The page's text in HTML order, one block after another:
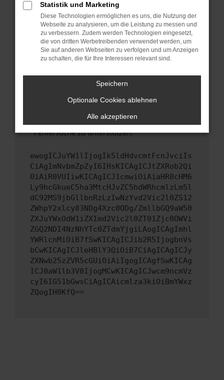
Betriebssystem auf dem neuesten Stand
sind.
Veraltete Software birgt nicht nur ein
Sicherheitsrisiko, sondern kann auch dazu
führen, dass bestimmte Funktionen nicht mehr
unterstützt werden.
Wende dich an den Webseitenbetreiber.
Wenn du alle oben genannten Schritte versucht
hast, kontaktiere uns bitte. Wir werden
uns diesen Text schicken, um uns bei der
Fehlersuche zu unterstützen:
ewogICJuYW1lIjogIk5ldHdvcmtFcnJvciIs
CiAgImNvbmZpZyI6IHsKICAgICJtZXRob2Qi
OiAiR0VUIiwKICAgICJ1cmwiOiAiaHR0cHM6
Ly9hcGkueC5ha3MtcHJvZC5hdWRhcmlzLm5l
dC92MS9jbGllbnRzLzIwNzYvd2Vic2l0ZS12
ZWhpY2xlcy83NDg4Xzc0ODg/ZmllbGQ9aW50
ZXJuYWxOdW1iZXImd2Vic2l0ZT01Zjc0OWVi
ZGQ2NDI4NzNhYTc0ZTdmYjgiLAogICAgImhl
YWRlcnMiOiB7fSwKICAgICJib2R5IjogbnVs
bCwKICAgICJleHBlY3QiOiB7CiAgICAgICJy
ZXNwb25zZVR5cGUiOiAiIgogICAgfSwKICAg
ICJ0aW1lb3V0IjogMCwKICAgICJwcm9ncmVz
cyI6IG51bGwsCiAgICAicmlza3kiOiBmYWxz
ZQogIH0KfQ==
Statistik und Marketing
Diese Technologien ermöglichen es uns, die Nutzung der
Webseite zu analysieren, um die Leistung zu messen und
zu verbessern. Zudem werden Technologien eingesetzt,
die von dritten Werbetreibenden verwendet werden, um
Sie auf anderen Webseiten zu verfolgen und um Anzeigen
zu schalten, die für Ihre Interessen relevant sind.
Speichern
Optionale Cookies ablehnen
Alle akzeptieren